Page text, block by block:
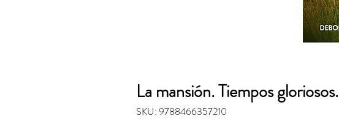
La mansión. Tiempos gloriosos.
SKU: 9788466357210